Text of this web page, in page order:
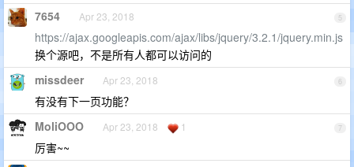
5
7654 Apr 23, 2018
https://ajax.googleapis.com/ajax/libs/jquery/3.2.1/jquery.min.js
换个源吧，不是所有人都可以访问的
6
missdeer Apr 23, 2018
有没有下一页功能？
7
MoliOOO Apr 23, 2018 1
厉害~~